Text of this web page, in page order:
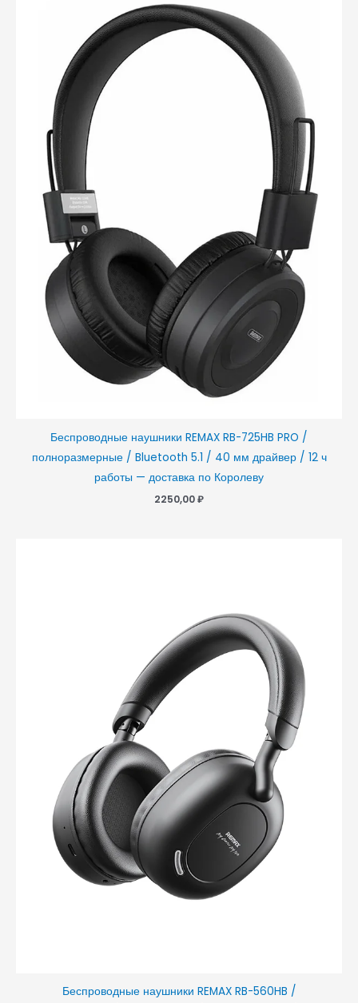
Беспроводные наушники REMAX RB-725HB PRO /
полноразмерные / Bluetooth 5.1 / 40 мм драйвер / 12 ч
работы — доставка по Королеву
2250,00₽
Беспроводные наушники REMAX RB-560HB /